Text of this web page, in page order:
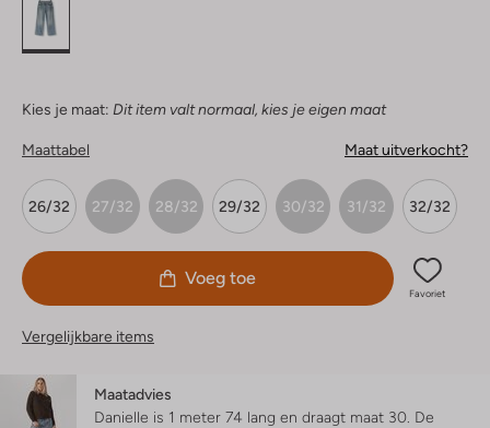
Kies je maat: Dit item valt normaal, kies je eigen maat
Maattabel Maat uitverkocht?
26/32 27/32 28/32 29/32 30/32 31/32 32/32
Voeg toe
Favoriet
Vergelijkbare items
Maatadvies
Danielle is 1 meter 74 lang en draagt maat 30. De